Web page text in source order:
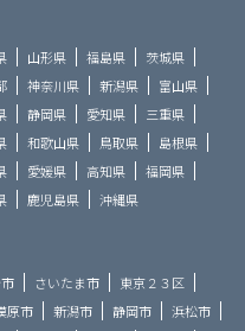
山形県 福島県
茨城県
神奈川県 新潟県
富山県
静岡県 愛知県
三重県
和歌山県 鳥取県
島根県
愛媛県 高知県
福岡県
鹿児島県 沖縄県
さいたま市
東京２３区
原市 新潟市 静岡市
浜松市